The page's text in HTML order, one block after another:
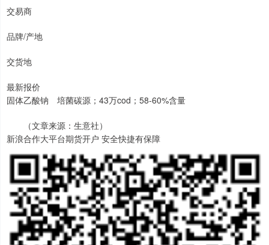
交易商
品牌/产地
交货地
最新报价
固体乙酸钠 培菌碳源；43万cod；58-60%含量
（文章来源：生意社）
新浪合作大平台期货开户 安全快捷有保障